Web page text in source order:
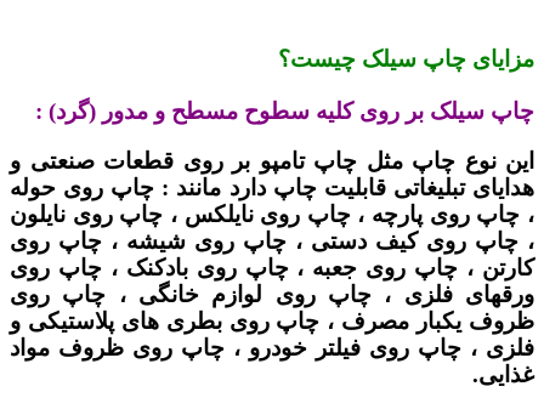
مزایای چاپ سیلک چیست؟
چاپ سیلک بر روی کلیه سطوح مسطح و مدور (گرد) :
این نوع چاپ مثل چاپ تامپو بر روی قطعات صنعتی و
هدایای تبلیغاتی قابلیت چاپ دارد مانند : چاپ روی حوله
، چاپ روی پارچه ، چاپ روی نایلکس ، چاپ روی نایلون
، چاپ روی کیف دستی ، چاپ روی شیشه ، چاپ روی
کارتن ، چاپ روی جعبه ، چاپ روی بادکنک ، چاپ روی
ورقهای فلزی ، چاپ روی لوازم خانگی ، چاپ روی
ظروف یکبار مصرف ، چاپ روی بطری های پلاستیکی و
فلزی ، چاپ روی فیلتر خودرو ، چاپ روی ظروف مواد
غذایی.